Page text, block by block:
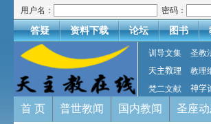
用户名： 密码：
答疑 资料下载 论坛 图书
训导文集 圣教
天主教理
教理
梵二文献
神学
首 页 普世教闻 国内教闻 圣座